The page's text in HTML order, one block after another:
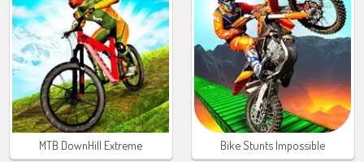
MTB DownHill Extreme Bike Stunts Impossible